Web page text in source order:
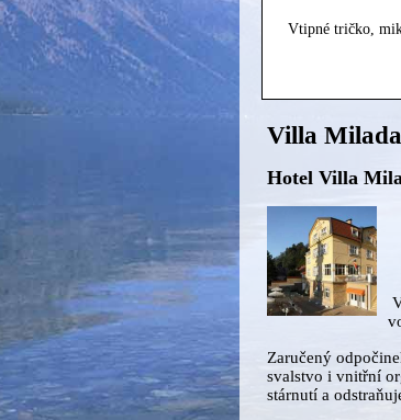
Vtipné tričko,
Villa Milada
Hotel Villa
Zaručený
svalstvo i vnitřní
stárnutí a